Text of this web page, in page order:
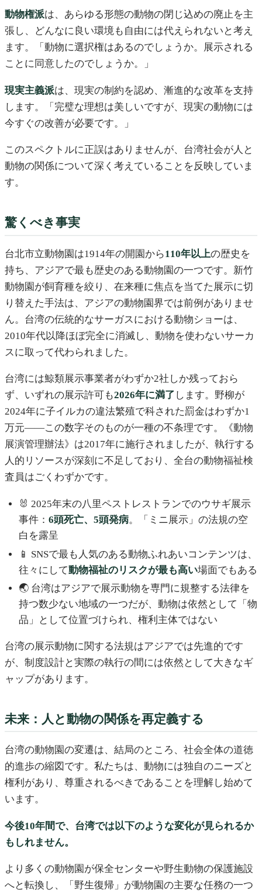
動物権派は、あらゆる形態の動物の閉じ込めの廃止を主
張し、どんなに良い環境も自由には代えられないと考え
ます。「動物に選択権はあるのでしょうか。展示される
ことに同意したのでしょうか。」
現実主義派は、現実の制約を認め、漸進的な改革を支持
します。「完璧な理想は美しいですが、現実の動物には
今すぐの改善が必要です。」
このスペクトルに正誤はありませんが、台湾社会が人と
動物の関係について深く考えていることを反映していま
す。
驚くべき事実
台北市立動物園は1914年の開園から110年以上の歴史を
持ち、アジアで最も歴史のある動物園の一つです。新竹
動物園が飼育種を絞り、在来種に焦点を当てた展示に切
り替えた手法は、アジアの動物園界では前例がありませ
ん。台湾の伝統的なサーガスにおける動物ショーは、
2010年代以降ほぼ完全に消滅し、動物を使わないサーカ
スに取って代わられました。
台湾には鯨類展示事業者がわずか2社しか残っておら
ず、いずれの展示許可も2026年に満了 します。野柳が
2024年に子イルカの違法繁殖で科された罰金はわずか1
万元——この数字そのものが一種の不条理です。《動物
展演管理辦法》は2017年に施行されましたが、執行する
人的リソースが深刻に不足しており、全台の動物福祉検
査員はごくわずかです。
🐰 2025年末の八里ペストレストランでのウサギ展示
事件： 6頭死亡、5頭発病。「ミニ展示」の法規の空
白を露呈
📱 SNSで最も人気のある動物ふれあいコンテンツは、
往々にして動物福祉のリスクが最も高い場面でもある
🌏 台湾はアジアで展示動物を専門に規整する法律を
持つ数少ない地域の一つだが、動物は依然として「物
品」として位置づけられ、権利主体ではない
台湾の展示動物に関する法規はアジアでは先進的です
が、制度設計と実際の執行の間には依然として大きなギ
ャップがあります。
未来：人と動物の関係を再定義する
台湾の動物園の変遷は、結局のところ、社会全体の道徳
的進歩の縮図です。私たちは、動物には独自のニーズと
権利があり、尊重されるべきであることを理解し始めて
います。
今後10年間で、台湾では以下のような変化が見られるか
もしれません。
より多くの動物園が保全センターや野生動物の保護施設
へと転換し、「野生復帰」が動物園の主要な任務の一つ